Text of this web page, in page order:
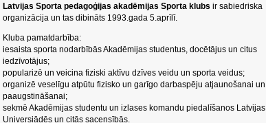
Latvijas Sporta pedagoģijas akadēmijas Sporta klubs ir sabiedriska
organizācija un tas dibināts 1993.gada 5.aprīlī.
Kluba pamatdarbība:
iesaista sporta nodarbībās Akadēmijas studentus, docētājus un citus
iedzīvotājus;
popularizē un veicina fiziski aktīvu dzīves veidu un sporta veidus;
organizē veselīgu atpūtu fizisko un garīgo darbaspēju atjaunošanai un
paaugstināšanai;
sekmē Akadēmijas studentu un izlases komandu piedalīšanos Latvijas
Universiādēs un citās sacensībās.